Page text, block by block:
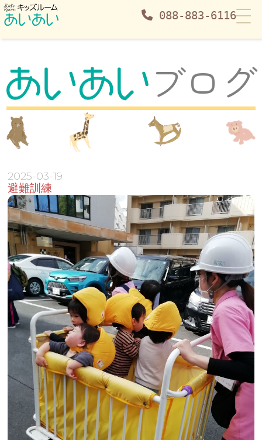
088-883-6116
避難訓練 | あいあいブログ | キッズルームあいあい
ブログ
避難訓練
2025-03-19